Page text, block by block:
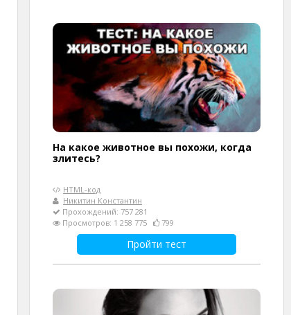
На какое животное вы похожи, когда
злитесь?
HTML-код
Никитин Константин
Прохождений: 757 281
Просмотров: 1 258 775
799
Пройти тест